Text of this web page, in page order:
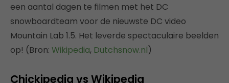
een aantal dagen te filmen met het DC
snowboardteam voor de nieuwste DC video
Mountain Lab 1.5. Het leverde spectaculaire beelden
op! (Bron: Wikipedia, Dutchsnow.nl)
Chickipedia vs Wikipedia